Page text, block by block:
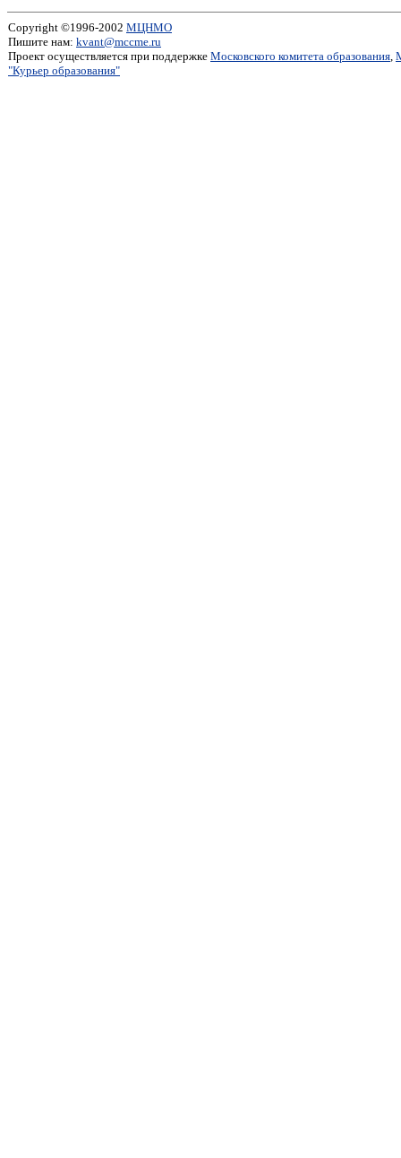
Copyright ©1996-2002 МЦНМО
Пишите нам: kvant@mccme.ru
Проект осуществляется при поддержке Московского комитета образования,
"Курьер образования"